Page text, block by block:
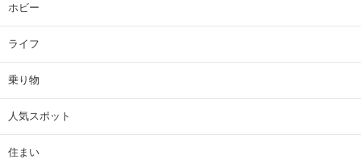
ホビー
ライフ
乗り物
人気スポット
住まい